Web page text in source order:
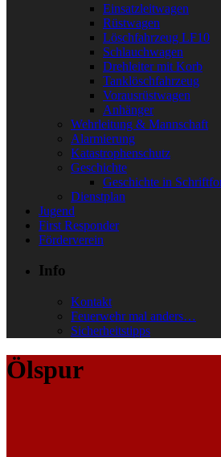
Einsatzleitwagen
Rüstwagen
Löschfahrzeug LF10
Schlauchwagen
Drehleiter mit Korb
Tanklöschfahrzeug
Vorausrüstwagen
Anhänger
Wehrleitung & Mannschaft
Alarmierung
Katastrophenschutz
Geschichte
Geschichte in
Dienstplan
Jugend
First Responder
Förderverein
Info
Kontakt
Feuerwehr mal anders…
Sicherheitstipps
Ölspur